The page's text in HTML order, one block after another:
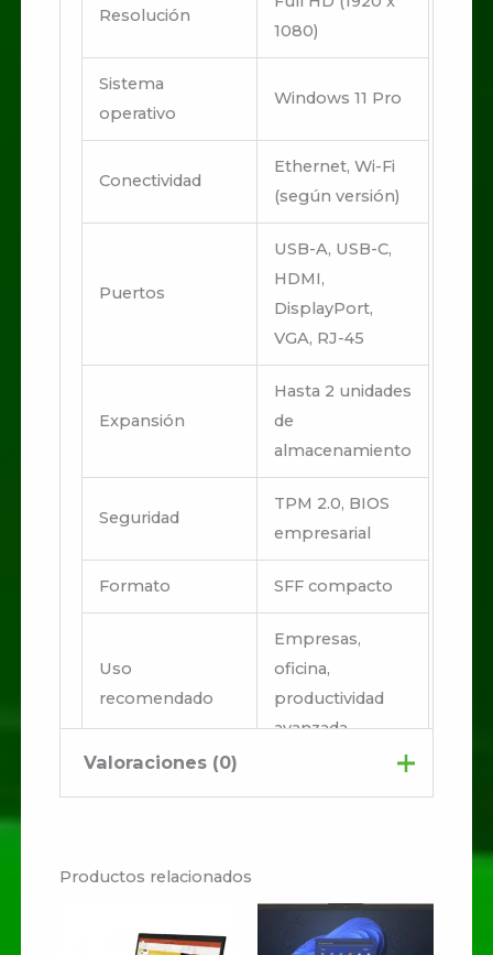
Resolución
1080)
Sistema
operativo
Windows 11 Pro
Conectividad
Ethernet, Wi-Fi
(según versión)
Puertos
USB-A, USB-C,
HDMI,
DisplayPort,
VGA, RJ-45
Expansión
Hasta 2 unidades
de
almacenamiento
Seguridad
TPM 2.0, BIOS
empresarial
Formato SFF compacto
Uso
recomendado
Empresas,
oficina,
productividad
avanzada
Valoraciones (0)
Sé el primero en valorar
“PC Lenovo ThinkCentre
Productos relacionados